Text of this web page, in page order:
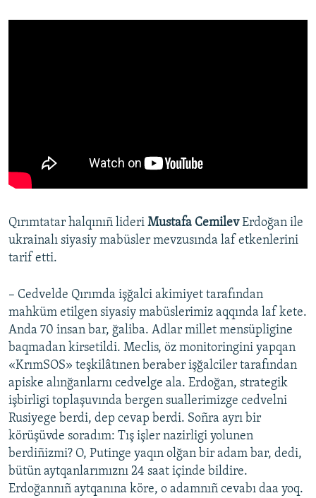
Qırımtatar halqınıñ lideri Mustafa CemilevErdoğan ile
ukrainalı siyasiy mabüsler mevzusında laf etkenlerini
tarif etti.
– Cedvelde Qırımda işğalci akimiyet tarafından
mahküm etilgen siyasiy mabüslerimiz aqqında laf kete.
Anda 70 insan bar, ğaliba. Adlar millet mensüpligine
baqmadan kirsetildi. Meclis, öz monitoringini yapqan
«KrımSOS» teşkilâtınen beraber işğalciler tarafından
apiske alınğanlarnı cedvelge ala. Erdoğan, strategik
işbirligi toplaşuvında bergen suallerimizge cedvelni
Rusiyege berdi, dep cevap berdi. Soñra ayrı bir
körüşüvde soradım: Tış işler nazirligi yolunen
berdiñizmi? O, Putinge yaqın olğan bir adam bar, dedi,
bütün aytqanlarımıznı 24 saat içinde bildire.
Erdoğannıñ aytqanına köre, o adamnıñ cevabı daa yoq.